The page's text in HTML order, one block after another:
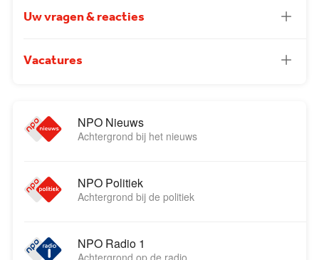
Uw vragen & reacties
Vacatures
NPO Nieuws
Achtergrond bij het nieuws
NPO Politiek
Achtergrond bij de politiek
NPO Radio 1